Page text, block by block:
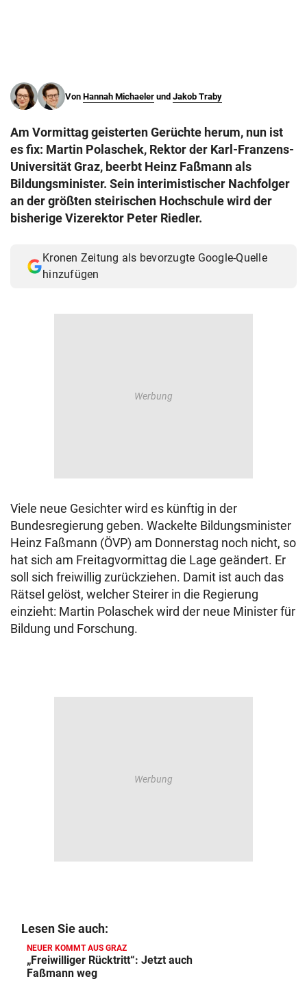
Von Hannah Michaeler und Jakob Traby
Am Vormittag geisterten Gerüchte herum, nun ist
es fix: Martin Polaschek, Rektor der Karl-Franzens-
Universität Graz, beerbt Heinz Faßmann als
Bildungsminister. Sein interimistischer Nachfolger
an der größten steirischen Hochschule wird der
bisherige Vizerektor Peter Riedler.
Kronen Zeitung als bevorzugte Google-Quelle
hinzufügen
Viele neue Gesichter wird es künftig in der
Bundesregierung geben. Wackelte Bildungsminister
Heinz Faßmann (ÖVP) am Donnerstag noch nicht, so
hat sich am Freitagvormittag die Lage geändert. Er
soll sich freiwillig zurückziehen. Damit ist auch das
Rätsel gelöst, welcher Steirer in die Regierung
einzieht: Martin Polaschek wird der neue Minister für
Bildung und Forschung.
Lesen Sie auch:
NEUER KOMMT AUS GRAZ
„Freiwilliger Rücktritt“: Jetzt auch
Faßmann weg